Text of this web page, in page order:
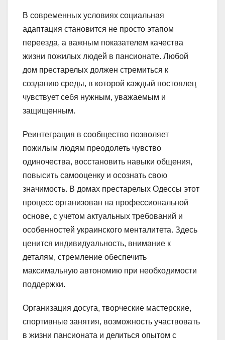
В современных условиях социальная
адаптация становится не просто этапом
переезда, а важным показателем качества
жизни пожилых людей в пансионате. Любой
дом престарелых должен стремиться к
созданию среды, в которой каждый постоялец
чувствует себя нужным, уважаемым и
защищенным.
Реинтеграция в сообщество позволяет
пожилым людям преодолеть чувство
одиночества, восстановить навыки общения,
повысить самооценку и осознать свою
значимость. В домах престарелых Одессы этот
процесс организован на профессиональной
основе, с учетом актуальных требований и
особенностей украинского менталитета. Здесь
ценится индивидуальность, внимание к
деталям, стремление обеспечить
максимальную автономию при необходимости
поддержки.
Организация досуга, творческие мастерские,
спортивные занятия, возможность участвовать
в жизни пансионата и делиться опытом с